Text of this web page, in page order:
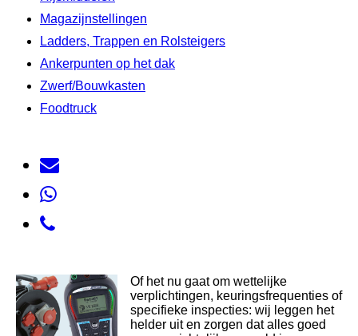
Magazijnstellingen
Ladders, Trappen en Rolsteigers
Ankerpunten op het dak
Zwerf/Bouwkasten
Foodtruck
Of het nu gaat om wettelijke
verplichtingen, keuringsfrequenties of
specifieke inspecties: wij leggen het
helder uit en zorgen dat alles goed